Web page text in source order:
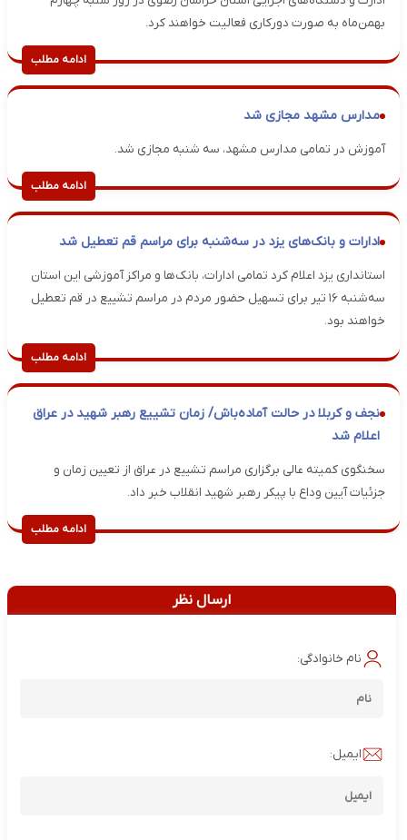
بهمن‌ماه به صورت دورکاری فعالیت خواهند کرد.
ادامه مطلب
مدارس مشهد مجازی شد
آموزش در تمامی مدارس مشهد، سه شنبه مجازی شد.
ادامه مطلب
ادارات و بانک‌های یزد در سه‌شنبه برای مراسم قم تعطیل شد
استانداری یزد اعلام کرد تمامی ادارات، بانک‌ها و مراکز آموزشی این استان
سه‌شنبه ۱۶ تیر برای تسهیل حضور مردم در مراسم تشییع در قم تعطیل
خواهند بود.
ادامه مطلب
نجف و کربلا در حالت آماده‌باش/ زمان تشییع رهبر شهید در عراق
اعلام شد
سخنگوی کمیته عالی برگزاری مراسم تشییع در عراق از تعیین زمان و
جزئیات آیین وداع با پیکر رهبر شهید انقلاب خبر داد.
ادامه مطلب
ارسال نظر
نام خانوادگی:
ایمیل: